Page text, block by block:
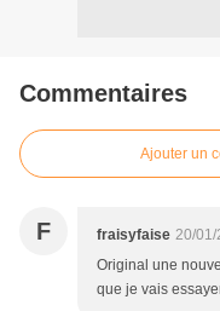
Commentaires
Ajouter un
F fraisyfaise 20/01/
Original une
que je vais